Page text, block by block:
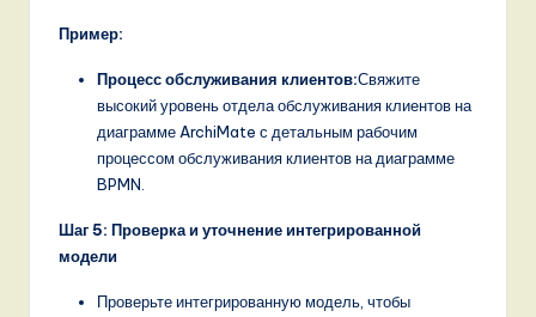
Пример:
Процесс обслуживания клиентов:Свяжите
высокий уровень отдела обслуживания клиентов на
диаграмме ArchiMate с детальным рабочим
процессом обслуживания клиентов на диаграмме
BPMN.
Шаг 5: Проверка и уточнение интегрированной
модели
Проверьте интегрированную модель, чтобы